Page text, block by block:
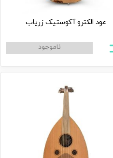
عود الکترو آکوستیک زریاب